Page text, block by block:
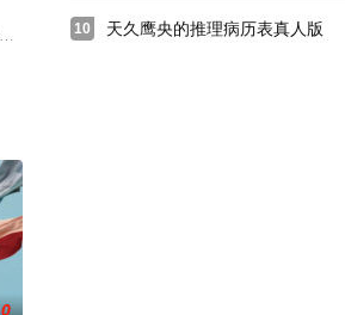
士专门婚姻咨询所的故事》
十足的帅气外表；天城太一，虽然沉静且相对不
10 天久鹰央的推理病历表真人版